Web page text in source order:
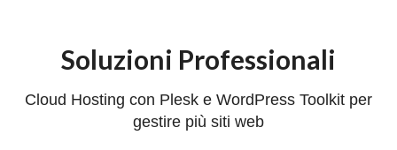
Soluzioni Professionali
Cloud Hosting con Plesk e WordPress Toolkit per
gestire più siti web